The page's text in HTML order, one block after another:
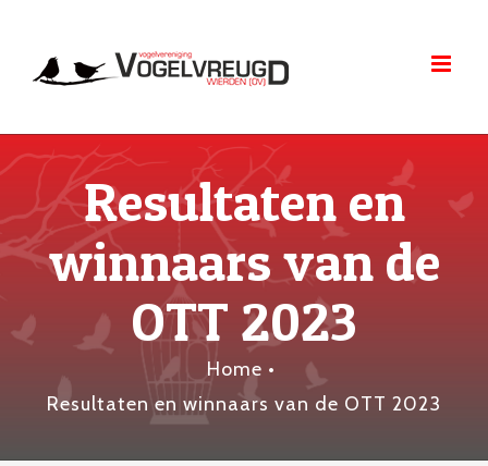
content
Resultaten en
winnaars van de
OTT 2023
Home •
Resultaten en winnaars van de OTT 2023